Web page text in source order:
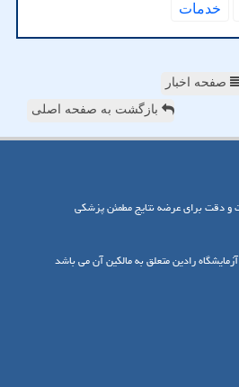
خدمات
صفحه اخبار
بازگشت به صفحه اصلی
و دقت برای عرضه نتایج مطمئن پزشکی